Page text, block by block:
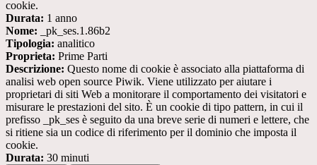
cookie.
Durata: 1 anno
Nome: _pk_ses.1.86b2
Tipologia: analitico
Proprieta: Prime Parti
Descrizione: Questo nome di cookie è associato alla piattaforma di
analisi web open source Piwik. Viene utilizzato per aiutare i
proprietari di siti Web a monitorare il comportamento dei visitatori e
misurare le prestazioni del sito. È un cookie di tipo pattern, in cui il
prefisso _pk_ses è seguito da una breve serie di numeri e lettere, che
si ritiene sia un codice di riferimento per il dominio che imposta il
cookie.
Durata: 30 minuti